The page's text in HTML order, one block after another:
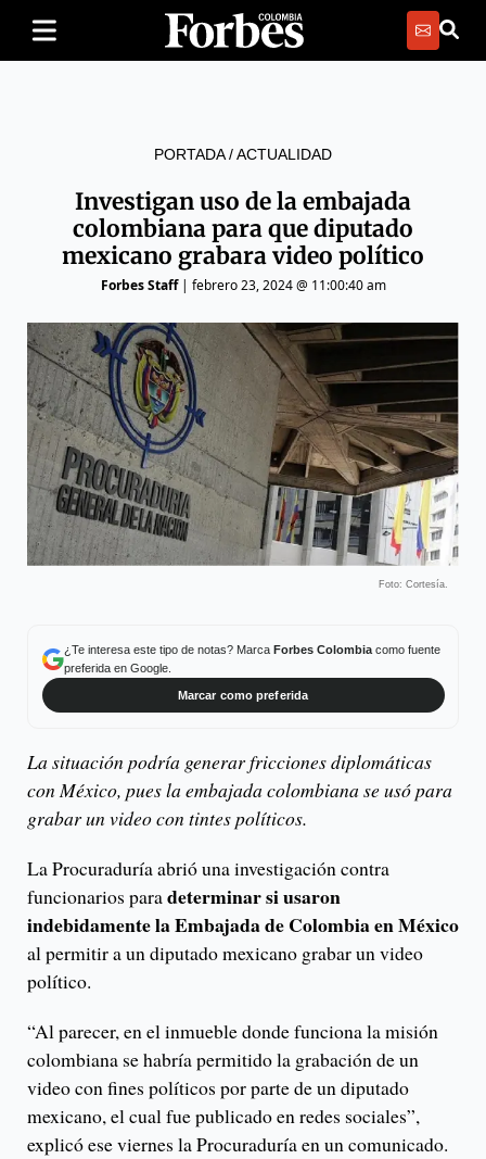
PORTADA/ACTUALIDAD
Investigan uso de la embajada
colombiana para que diputado
mexicano grabara video político
Forbes Staff| febrero 23, 2024 @ 11:00:40 am
Foto: Cortesía.
¿Te interesa este tipo de notas? Marca Forbes Colombiacomo fuente
preferida en Google.
Marcar como preferida
La situación podría generar fricciones diplomáticas
con México, pues la embajada colombiana se usó para
grabar un video con tintes políticos.
La Procuraduría abrió una investigación contra
funcionarios paradeterminar si usaron
indebidamente la Embajada de Colombia en México
al permitir a un diputado mexicano grabar un video
político.
“Al parecer, en el inmueble donde funciona la misión
colombiana se habría permitido la grabación de un
video con fines políticos por parte de un diputado
mexicano, el cual fue publicado en redes sociales”,
explicó ese viernes la Procuraduría en un comunicado.